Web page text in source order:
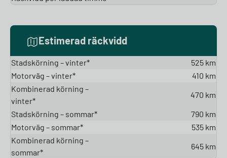
Estimerad räckvidd
Stadskörning – vinter*
525 km
Motorväg – vinter*
410 km
Kombinerad körning –
vinter*
470 km
Stadskörning – sommar*
790 km
Motorväg – sommar*
535 km
Kombinerad körning –
sommar*
645 km